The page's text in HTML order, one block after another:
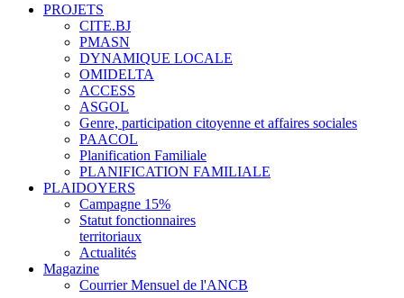
PROJETS
CITE.BJ
PMASN
DYNAMIQUE LOCALE
OMIDELTA
ACCESS
ASGOL
Genre, participation citoyenne et affaires sociales
PAACOL
Planification Familiale
PLANIFICATION FAMILIALE
PLAIDOYERS
Campagne 15%
Statut fonctionnaires
territoriaux
Actualités
Magazine
Courrier Mensuel de l'ANCB